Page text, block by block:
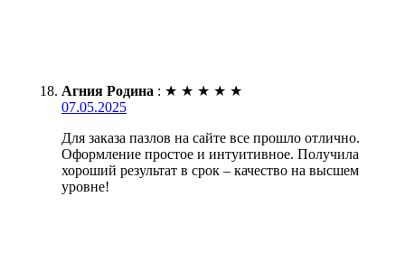
Агния Родина : ★ ★ ★ ★ ★
07.05.2025
Для заказа пазлов на сайте все прошло отлично.
Оформление простое и интуитивное. Получила
хороший результат в срок – качество на высшем
уровне!